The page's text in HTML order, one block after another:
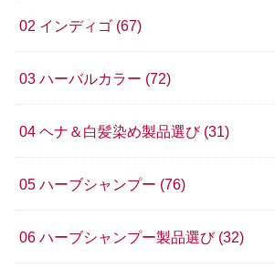
02 インディゴ (67)
03 ハーバルカラー (72)
04 ヘナ＆白髪染め製品選び (31)
05 ハーブシャンプー (76)
06 ハーブシャンプー製品選び (32)